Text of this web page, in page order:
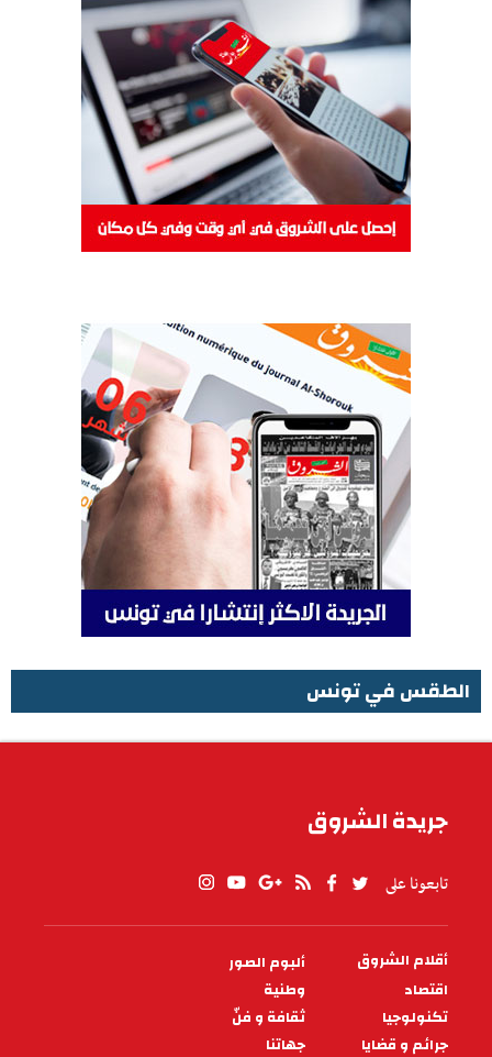
الطقس في تونس
جريدة الشروق
تابعونا على
PIED
DE
PAGE
أقلام الشروق
ألبوم الصور
اقتصاد
وطنية
تكنولوجيا
ثقافة و فنّ
جرائم و قضايا
جهاتنا